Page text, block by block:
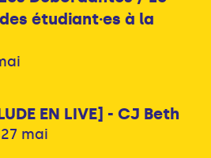
étudiant·es à la
EN LIVE] - CJ Beth
mai